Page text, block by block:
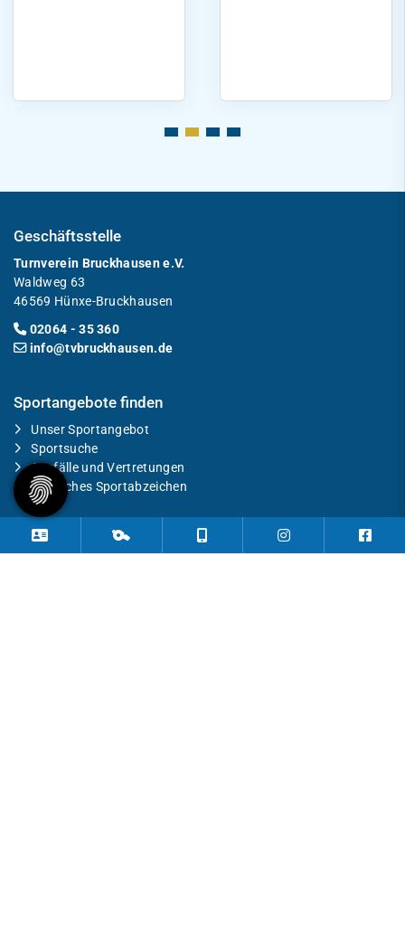
Geschäftsstelle
Turnverein Bruckhausen e.V.
Waldweg 63
46569 Hünxe-Bruckhausen
02064 - 35 360
info@tvbruckhausen.de
Sportangebote finden
Unser Sportangebot
Sportsuche
Ausfälle und Vertretungen
Deutsches Sportabzeichen
Mitglieder-Service